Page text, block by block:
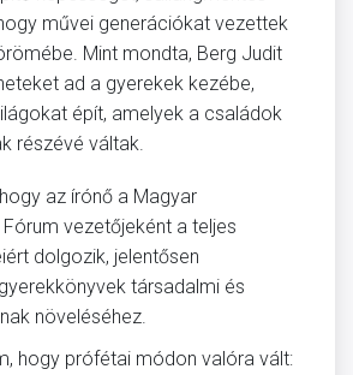
művei generációkat vezettek
Mint mondta, Berg Judit
ad a gyerekek kezébe,
épít, amelyek a családok
részévé váltak.
az írónő a Magyar
vezetőjeként a teljes
dolgozik, jelentősen
társadalmi és
növeléséhez.
hogy prófétai módon valóra vált: